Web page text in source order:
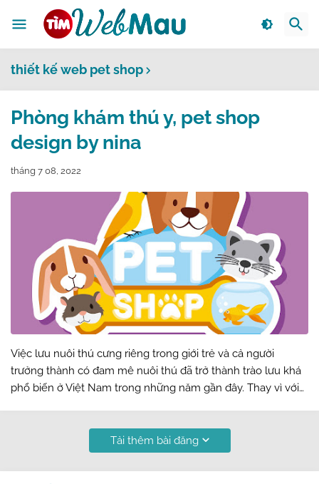
thiết kế web pet shop
Phòng khám thú y, pet shop
design by nina
tháng 7 08, 2022
Việc lưu nuôi thú cưng riêng trong giới trẻ và cả người
trưởng thành có đam mê nuôi thú đã trở thành trào lưu khá
phổ biến ở Việt Nam trong những năm gần đây. Thay vì với
Tải thêm bài đăng